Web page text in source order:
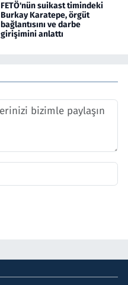
FETÖ'nün suikast timindeki
Burkay Karatepe, örgüt
bağlantısını ve darbe
girişimini anlattı